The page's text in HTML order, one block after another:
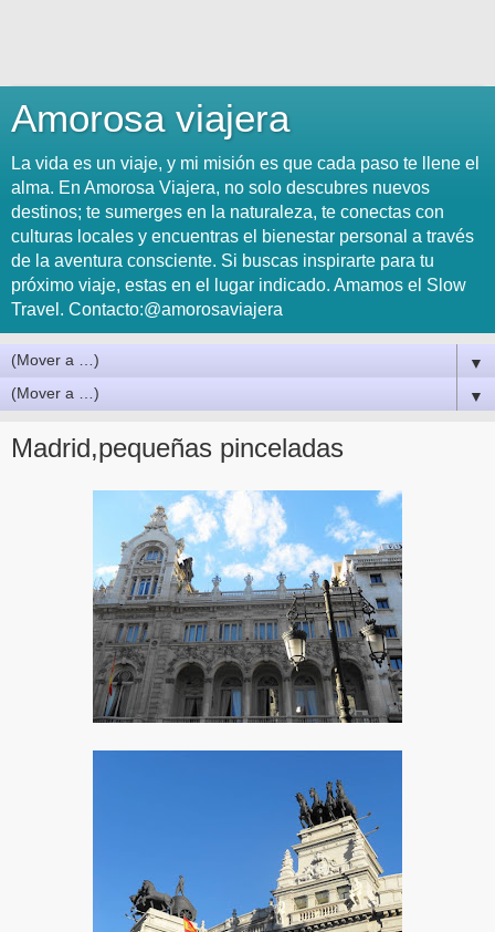
Amorosa viajera
La vida es un viaje, y mi misión es que cada paso te llene el
alma. En Amorosa Viajera, no solo descubres nuevos
destinos; te sumerges en la naturaleza, te conectas con
culturas locales y encuentras el bienestar personal a través
de la aventura consciente. Si buscas inspirarte para tu
próximo viaje, estas en el lugar indicado. Amamos el Slow
Travel. Contacto:@amorosaviajera
▼
▼
Madrid,pequeñas pinceladas